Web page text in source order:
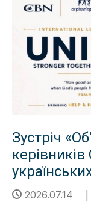
Зустріч
2026.07.14